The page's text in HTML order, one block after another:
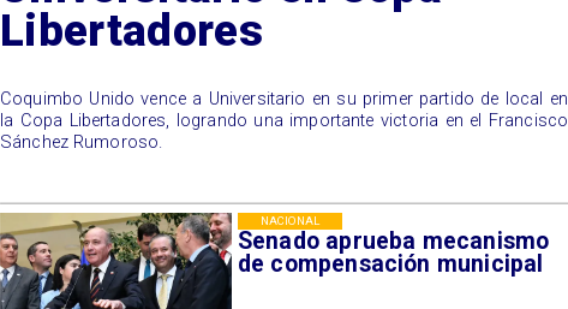
Senado aprueba mecanismo
de compensación municipal
NACIONAL
Libertadores
Coquimbo Unido vence a Universitario en su primer partido de local en
la Copa Libertadores, logrando una importante victoria en el Francisco
Sánchez Rumoroso.